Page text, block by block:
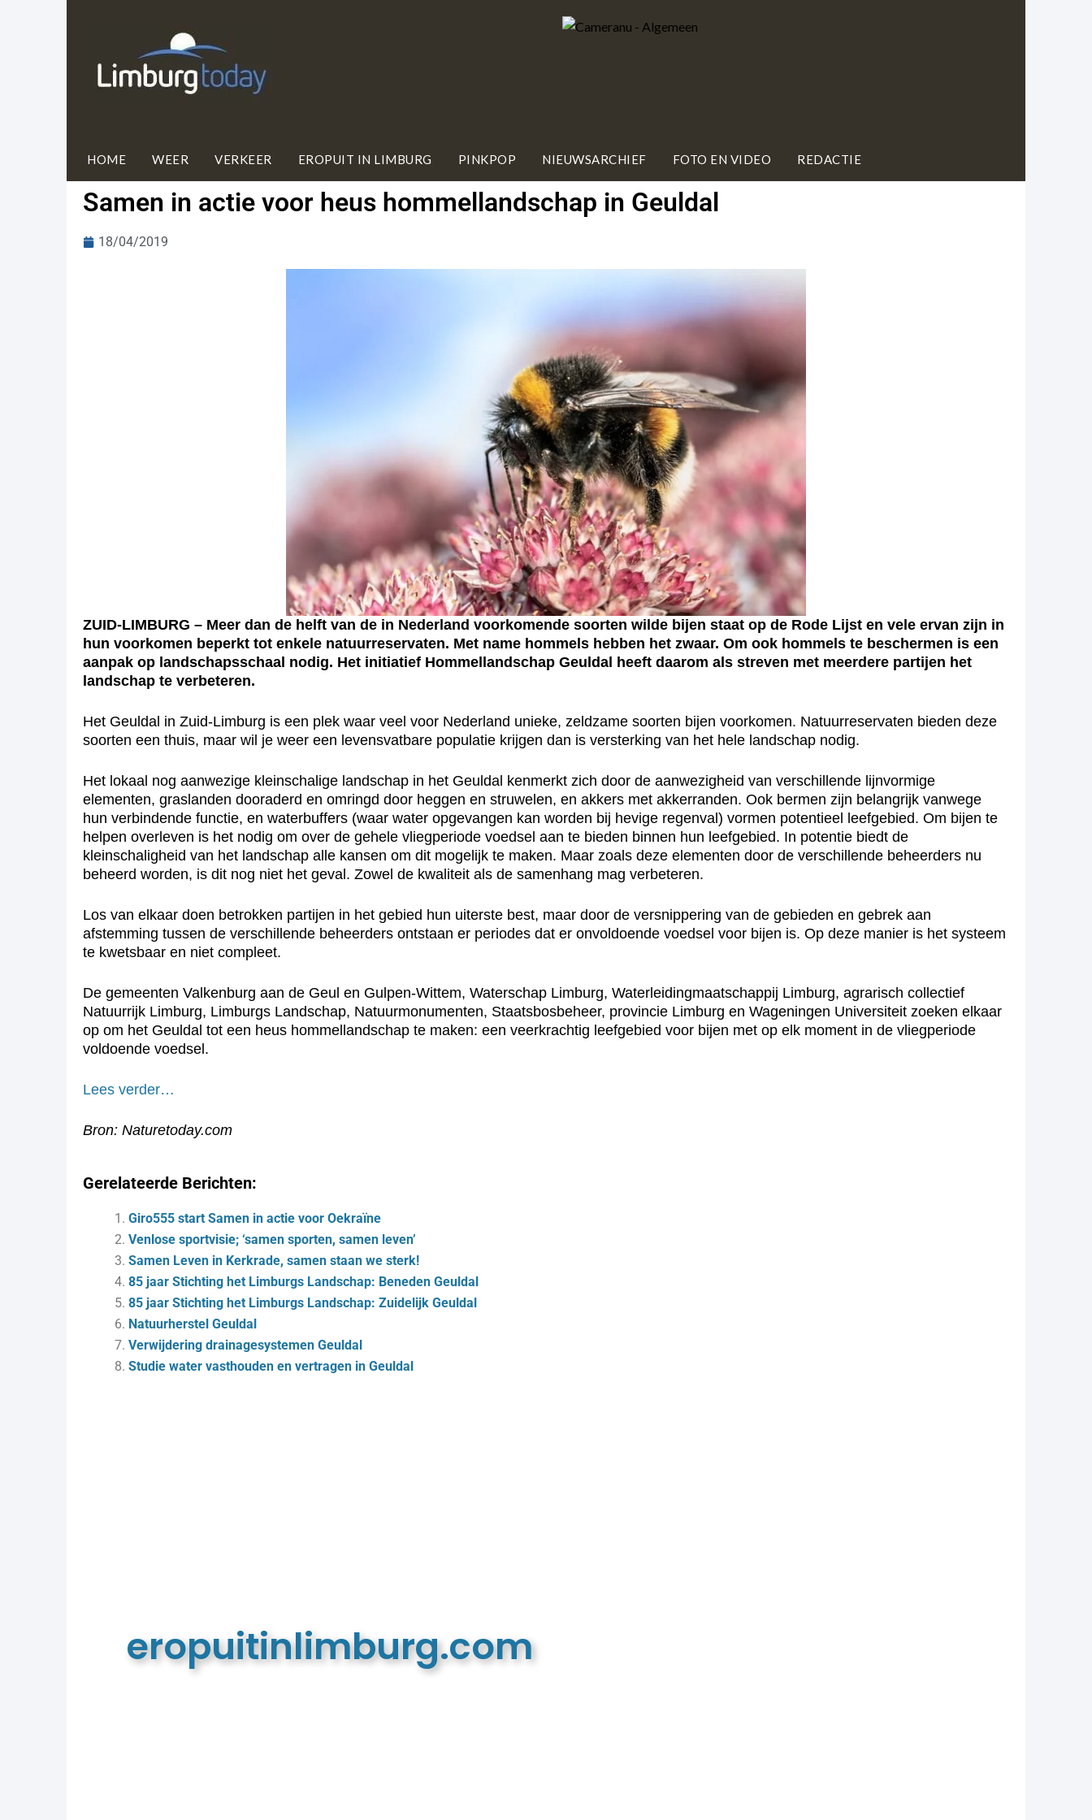
HOME WEER VERKEER EROPUIT IN LIMBURG PINKPOP NIEUWSARCHIEF FOTO EN VIDEO REDACTIE
Samen in actie voor heus hommellandschap in Geuldal
18/04/2019
ZUID-LIMBURG – Meer dan de helft van de in Nederland voorkomende soorten wilde bijen staat op de Rode Lijst en vele ervan zijn in
hun voorkomen beperkt tot enkele natuurreservaten. Met name hommels hebben het zwaar. Om ook hommels te beschermen is een
aanpak op landschapsschaal nodig. Het initiatief Hommellandschap Geuldal heeft daarom als streven met meerdere partijen het
landschap te verbeteren.
Het Geuldal in Zuid-Limburg is een plek waar veel voor Nederland unieke, zeldzame soorten bijen voorkomen. Natuurreservaten bieden deze
soorten een thuis, maar wil je weer een levensvatbare populatie krijgen dan is versterking van het hele landschap nodig.
Het lokaal nog aanwezige kleinschalige landschap in het Geuldal kenmerkt zich door de aanwezigheid van verschillende lijnvormige
elementen, graslanden dooraderd en omringd door heggen en struwelen, en akkers met akkerranden. Ook bermen zijn belangrijk vanwege
hun verbindende functie, en waterbuffers (waar water opgevangen kan worden bij hevige regenval) vormen potentieel leefgebied. Om bijen te
helpen overleven is het nodig om over de gehele vliegperiode voedsel aan te bieden binnen hun leefgebied. In potentie biedt de
kleinschaligheid van het landschap alle kansen om dit mogelijk te maken. Maar zoals deze elementen door de verschillende beheerders nu
beheerd worden, is dit nog niet het geval. Zowel de kwaliteit als de samenhang mag verbeteren.
Los van elkaar doen betrokken partijen in het gebied hun uiterste best, maar door de versnippering van de gebieden en gebrek aan
afstemming tussen de verschillende beheerders ontstaan er periodes dat er onvoldoende voedsel voor bijen is. Op deze manier is het systeem
te kwetsbaar en niet compleet.
De gemeenten Valkenburg aan de Geul en Gulpen-Wittem, Waterschap Limburg, Waterleidingmaatschappij Limburg, agrarisch collectief
Natuurrijk Limburg, Limburgs Landschap, Natuurmonumenten, Staatsbosbeheer, provincie Limburg en Wageningen Universiteit zoeken elkaar
op om het Geuldal tot een heus hommellandschap te maken: een veerkrachtig leefgebied voor bijen met op elk moment in de vliegperiode
voldoende voedsel.
Lees verder…
Bron: Naturetoday.com
Gerelateerde Berichten:
Giro555 start Samen in actie voor Oekraïne
Venlose sportvisie; ‘samen sporten, samen leven’
Samen Leven in Kerkrade, samen staan we sterk!
85 jaar Stichting het Limburgs Landschap: Beneden Geuldal
85 jaar Stichting het Limburgs Landschap: Zuidelijk Geuldal
Natuurherstel Geuldal
Verwijdering drainagesystemen Geuldal
Studie water vasthouden en vertragen in Geuldal
eropuitinlimburg.com